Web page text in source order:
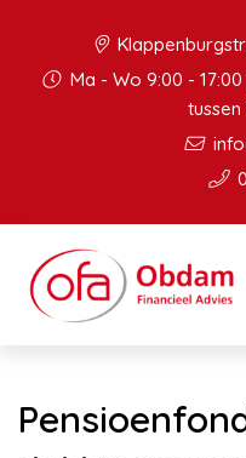
Ma - Wo 9:00 -
tussen